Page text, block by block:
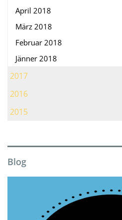
April 2018
März 2018
Februar 2018
Jänner 2018
2017
2016
2015
Blog